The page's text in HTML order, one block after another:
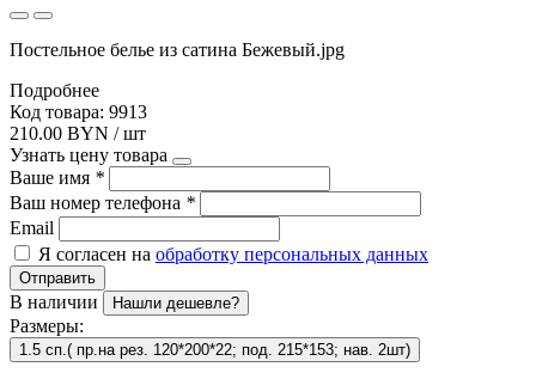
Постельное белье из сатина Бежевый.jpg
Подробнее
Код товара: 9913
210.00 BYN / шт
Узнать цену товара
Ваше имя *
Ваш номер телефона *
Email
Я согласен на обработку персональных данных
Отправить
В наличии Нашли дешевле?
Размеры:
1.5 сп.( пр.на рез. 120*200*22; под. 215*153; нав. 2шт)